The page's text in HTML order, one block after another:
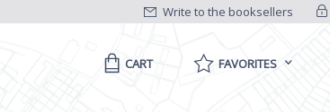
Write to the booksellers
CART FAVORITES